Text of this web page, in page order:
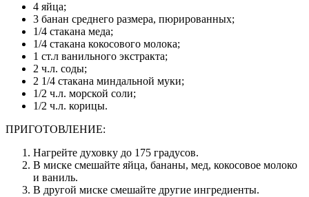
4 яйца;
3 банан среднего размера, пюрированных;
1/4 стакана меда;
1/4 стакана кокосового молока;
1 ст.л ванильного экстракта;
2 ч.л. соды;
2 1/4 стакана миндальной муки;
1/2 ч.л. морской соли;
1/2 ч.л. корицы.
ПРИГОТОВЛЕНИЕ:
Нагрейте духовку до 175 градусов.
В миске смешайте яйца, бананы, мед, кокосовое молоко
и ваниль.
В другой миске смешайте другие ингредиенты.